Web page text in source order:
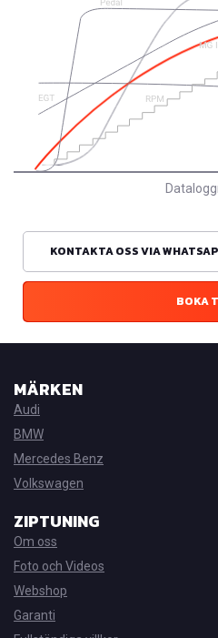
KONTAKTA OSS VIA
BOKA
MÄRKEN
Audi
BMW
Mercedes Benz
Volkswagen
ZIPTUNING
Om oss
Foto och Videos
Webshop
Garanti